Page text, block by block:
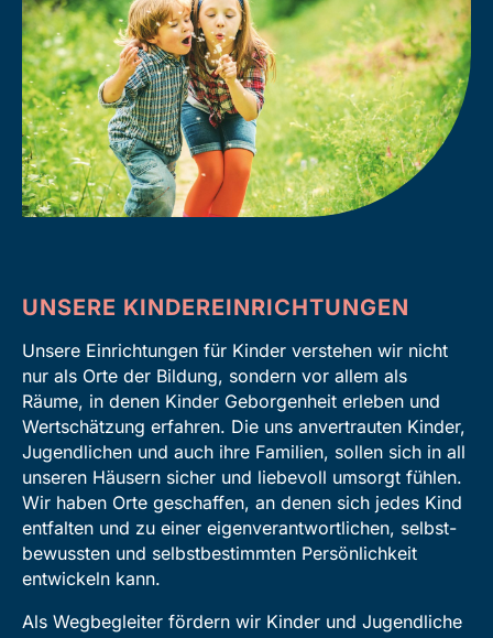
UNSERE KINDEREINRICHTUNGEN
Unsere Einrichtungen für Kinder verstehen wir nicht
nur als Orte der Bildung, sondern vor allem als
Räume, in denen Kinder Geborgen­heit erleben und
Wert­schätzung erfahren. Die uns anvertrauten Kinder,
Jugend­lichen und auch ihre Familien, sollen sich in all
unseren Häusern sicher und liebevoll umsorgt fühlen.
Wir haben Orte geschaffen, an denen sich jedes Kind
entfalten und zu einer eigen­verant­wortlichen, selbst­
bewussten und selbst­bestimmten Persönlich­keit
entwickeln kann.
Als Weg­begleiter fördern wir Kinder und Jugend­liche